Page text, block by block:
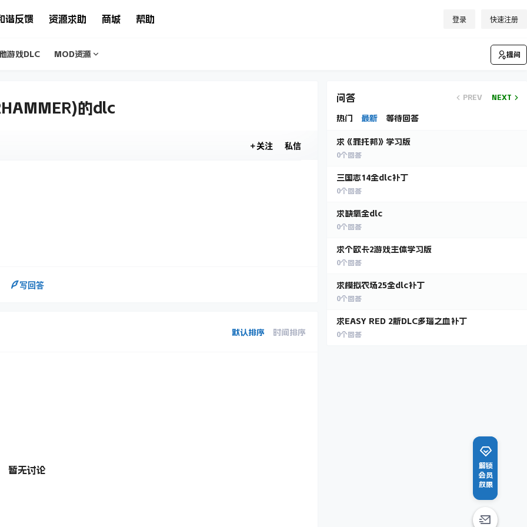
谐反馈 资源求助 商城 帮助 登录 快速注册
游戏DLC MOD资源 提问
的dlc
关注 私信
写回答
默认排序 时间排序
暂无讨论
问答 PREV NEXT
热门 最新 等待回答
求《罪托邦》学习版
0个回答
三国志14全dlc补丁
0个回答
求缺氧全dlc
0个回答
求个欧卡2游戏主体学习版
0个回答
求模拟农场25全dlc补丁
0个回答
求EASY RED 2新DLC多瑙之血补丁
0个回答
解锁
会员
权限